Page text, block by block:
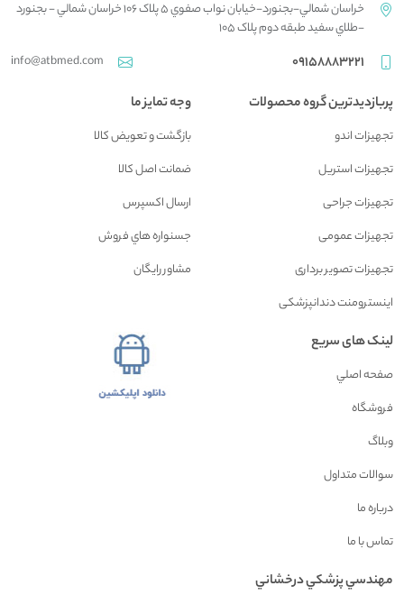
خراسان شمالي-بجنورد-خيابان نواب صفوي 5 پلاک 106 خراسان شمالي - بجنورد
-طلاي سفيد طبقه دوم پلاک 105
09158883221
info@atbmed.com
پربازدیدترین گروه محصولات
تجهیزات اندو
تجهیزات استریل
تجهیزات جراحی
تجهیزات عمومی
تجهیزات تصویر برداری
اینسترومنت دندانپزشکی
وجه تمایز ما
بازگشت و تعويض کالا
ضمانت اصل کالا
ارسال اکسپرس
جسنواره هاي فروش
مشاور رايگان
لینک های سریع
صفحه اصلي
فروشگاه
وبلاگ
سوالات متداول
درباره ما
تماس با ما
مهندسي پزشکي درخشاني